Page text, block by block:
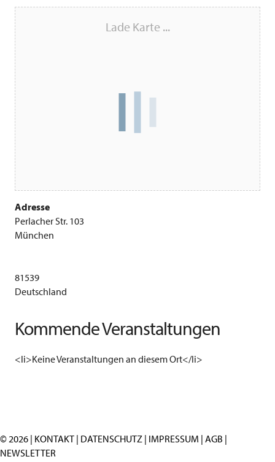
Lade Karte ...
Adresse
Perlacher Str. 103
München
81539
Deutschland
Kommende Veranstaltungen
<li>Keine Veranstaltungen an diesem Ort</li>
© 2026 | KONTAKT | DATENSCHUTZ | IMPRESSUM | AGB |
NEWSLETTER